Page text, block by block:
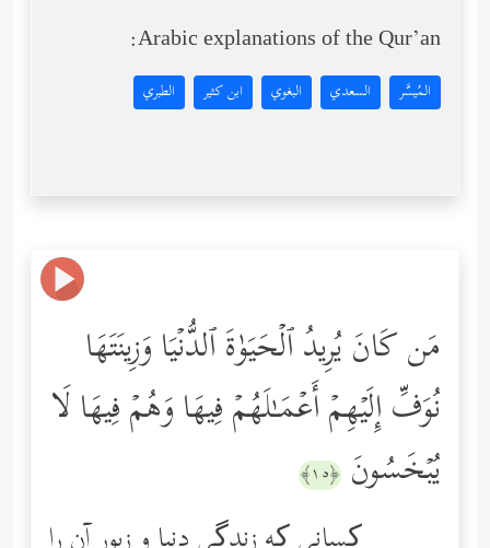
Arabic explanations of the Qur’an:
المُيسَّر السعدي البغوي ابن كثير الطبري
مَن كَانَ یُرِیدُ ٱلۡحَیَوٰةَ ٱلدُّنۡیَا وَزِینَتَهَا
نُوَفِّ إِلَیۡهِمۡ أَعۡمَـٰلَهُمۡ فِیهَا وَهُمۡ فِیهَا لَا
یُبۡخَسُونَ ﴿١٥﴾